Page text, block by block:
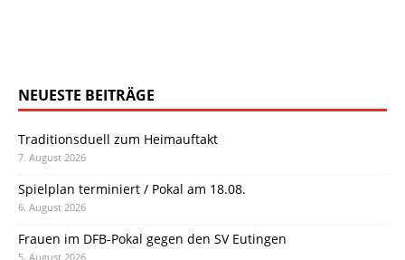
NEUESTE BEITRÄGE
Traditionsduell zum Heimauftakt
7. August 2026
Spielplan terminiert / Pokal am 18.08.
6. August 2026
Frauen im DFB-Pokal gegen den SV Eutingen
5. August 2026